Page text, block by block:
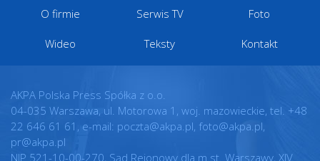
O firmie Serwis TV Foto
Wideo Teksty Kontakt
AKPA Polska Press Spółka z o.o.
04-035 Warszawa, ul. Motorowa 1, woj. mazowieckie, tel. +48
22 646 61 61, e-mail: poczta@akpa.pl, foto@akpa.pl,
pr@akpa.pl
NIP 521-10-00-270, Sąd Rejonowy dla m.st. Warszawy, XIV